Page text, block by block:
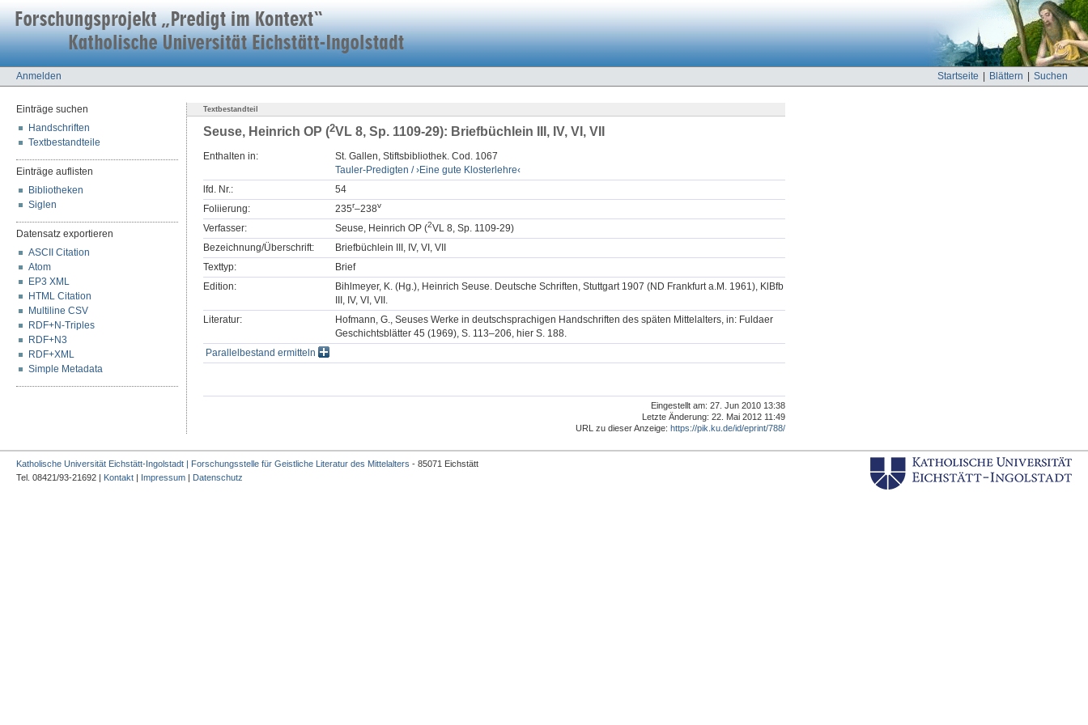
Startseite Blättern Suchen
Anmelden
Einträge suchen
Handschriften
Textbestandteile
Einträge auflisten
Bibliotheken
Siglen
Datensatz exportieren
ASCII Citation
Atom
EP3 XML
HTML Citation
Multiline CSV
RDF+N-Triples
RDF+N3
RDF+XML
Simple Metadata
Textbestandteil
Seuse, Heinrich OP (2VL 8, Sp. 1109-29): Briefbüchlein III, IV, VI, VII
Enthalten in:
St. Gallen, Stiftsbibliothek. Cod. 1067
Tauler-Predigten / ›Eine gute Klosterlehre‹
lfd. Nr.:
54
Foliierung:
235r–238v
Verfasser: Seuse, Heinrich OP (2VL 8, Sp. 1109-29)
Bezeichnung/Überschrift:
Briefbüchlein III, IV, VI, VII
Texttyp:
Brief
Edition:
Bihlmeyer, K. (Hg.), Heinrich Seuse. Deutsche Schriften, Stuttgart 1907 (ND Frankfurt a.M. 1961), KlBfb
III, IV, VI, VII.
Literatur:
Hofmann, G., Seuses Werke in deutschsprachigen Handschriften des späten Mittelalters, in: Fuldaer
Geschichtsblätter 45 (1969), S. 113–206, hier S. 188.
Parallelbestand ermitteln
Eingestellt am: 27. Jun 2010 13:38
Letzte Änderung: 22. Mai 2012 11:49
URL zu dieser Anzeige: https://pik.ku.de/id/eprint/788/
Katholische Universität Eichstätt-Ingolstadt | Forschungsstelle für Geistliche Literatur des Mittelalters - 85071 Eichstätt
Tel. 08421/93-21692 | Kontakt | Impressum | Datenschutz